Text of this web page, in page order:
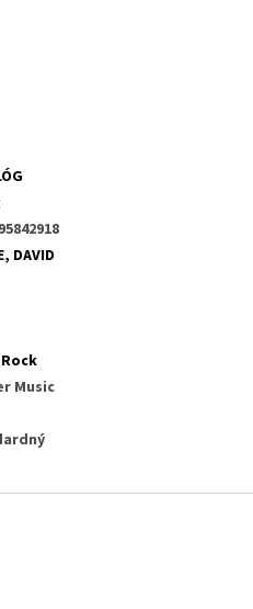
DAVID
Music